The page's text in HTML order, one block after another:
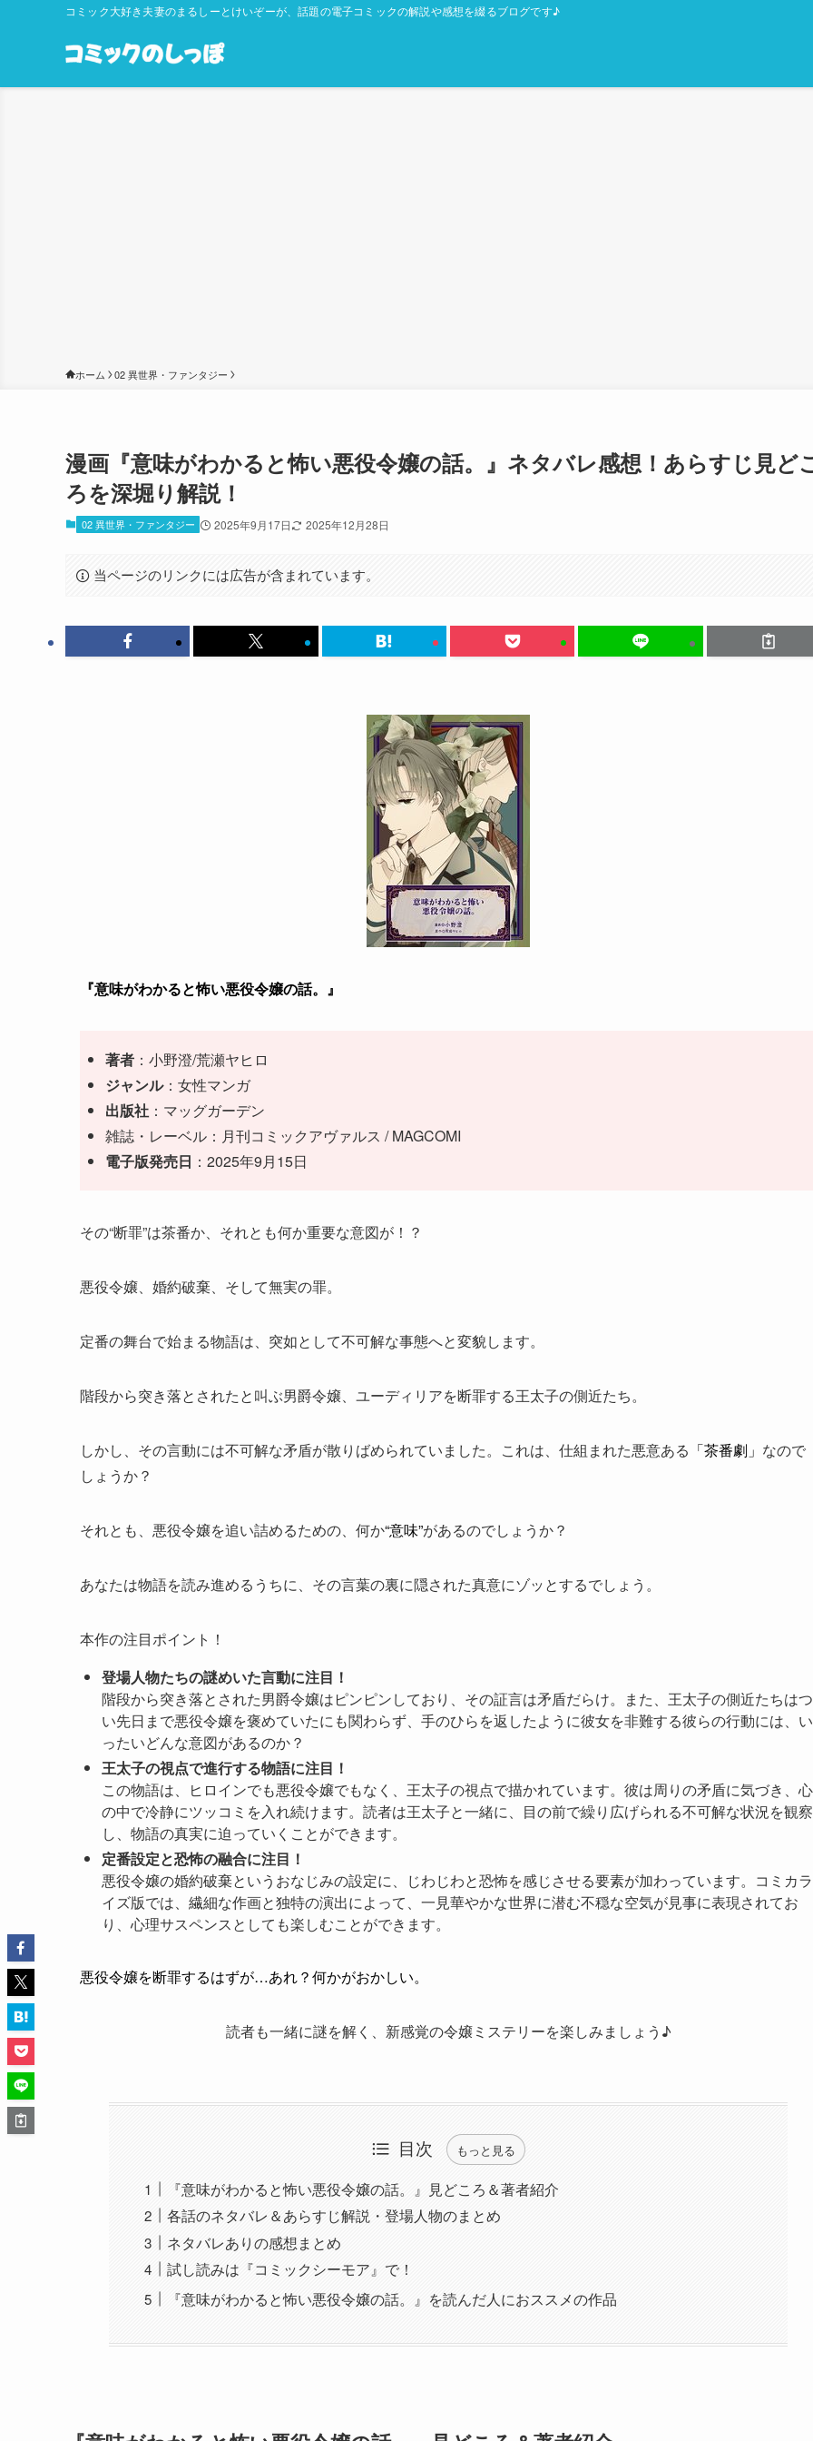
コミック大好き夫妻のまるしーとけいぞーが、話題の電子コミックの解説や感想を綴るブログです♪
ホーム 02 異世界・ファンタジー
漫画『意味がわかると怖い悪役令嬢の話。』ネタバレ感想！あらすじ見ど
ろを深堀り解説！
02 異世界・ファンタジー 2025年9月17日 2025年12月28日
当ページのリンクには広告が含まれています。
『意味がわかると怖い悪役令嬢の話。』
著者 ： 小野澄/荒瀬ヤヒロ
ジャンル：女性マンガ
出版社 ：マッグガーデン
雑誌・レーベル：月刊コミックアヴァルス / MAGCOMI
電子版発売日 ：2025年9月15日
その“断罪”は茶番か、それとも何か重要な意図が！？
悪役令嬢、婚約破棄、そして無実の罪。
定番の舞台で始まる物語は、突如として不可解な事態へと変貌します。
階段から突き落とされたと叫ぶ男爵令嬢、ユーディリアを断罪する王太子の側近たち。
しかし、その言動には不可解な矛盾が散りばめられていました。これは、仕組まれた悪意ある 「茶番劇」 なので
しょうか？
それとも、悪役令嬢を追い詰めるための、何か“意味”があるのでしょうか？
あなたは物語を読み進めるうちに、その言葉の裏に隠された真意にゾッとするでしょう。
本作の注目ポイント！
登場人物たちの謎めいた言動に注目！
階段から突き落とされた男爵令嬢はピンピンしており、その証言は矛盾だらけ。また、王太子の側近たちはつ
い先日まで悪役令嬢を褒めていたにも関わらず、手のひらを返したように彼女を非難する彼らの行動には、い
ったいどんな意図があるのか？
王太子の視点で進行する物語に注目！
この物語は、ヒロインでも悪役令嬢でもなく、王太子の視点で描かれています。彼は周りの矛盾に気づき、心
の中で冷静にツッコミを入れ続けます。読者は王太子と一緒に、目の前で繰り広げられる不可解な状況を観察
し、物語の真実に迫っていくことができます。
定番設定と恐怖の融合に注目！
悪役令嬢の婚約破棄というおなじみの設定に、じわじわと恐怖を感じさせる要素が加わっています。コミカラ
イズ版では、繊細な作画と独特の演出によって、一見華やかな世界に潜む不穏な空気が見事に表現されてお
り、心理サスペンスとしても楽しむことができます。
悪役令嬢を断罪するはずが…あれ？何かがおかしい。
読者も一緒に謎を解く、新感覚の令嬢ミステリーを楽しみましょう♪
目次 もっと見る
『意味がわかると怖い悪役令嬢の話。』見どころ＆著者紹介
各話のネタバレ＆あらすじ解説・登場人物のまとめ
ネタバレありの感想まとめ
試し読みは『コミックシーモア』で！
『意味がわかると怖い悪役令嬢の話。』を読んだ人におススメの作品